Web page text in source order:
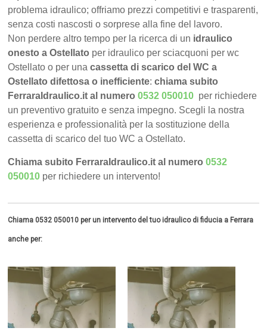
problema idraulico; offriamo prezzi competitivi e trasparenti,
senza costi nascosti o sorprese alla fine del lavoro.
Non perdere altro tempo per la ricerca di un idraulico
onesto a Ostellato per idraulico per sciacquoni per wc
Ostellato o per unacassetta di scarico del WC a
Ostellato difettosa o inefficiente:chiama subito
FerraraIdraulico.it al numero0532 050010 per richiedere
un preventivo gratuito e senza impegno. Scegli la nostra
esperienza e professionalità per la sostituzione della
cassetta di scarico del tuo WC a Ostellato.
Chiama subito FerraraIdraulico.it al numero0532
050010 per richiedere un intervento!
Chiama 0532 050010 per un intervento del tuo idraulico di fiducia a Ferrara
anche per: